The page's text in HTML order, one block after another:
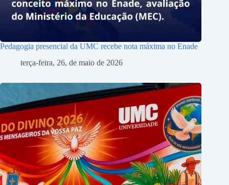
Pedagogia presencial da UMC recebe nota máxima no Enade
terça-feira, 26, de maio de 2026